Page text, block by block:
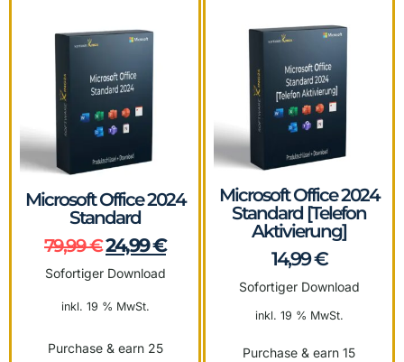
Microsoft Office 2024
Standard
79,99€24,99€
Sofortiger Download
inkl. 19 % MwSt.
Purchase & earn 25
Microsoft Office 2024
Standard [Telefon
Aktivierung]
14,99€
Sofortiger Download
inkl. 19 % MwSt.
Purchase & earn 15